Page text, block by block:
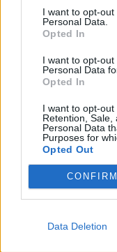
I want to opt-
Personal Data.
Opted In
I want to opt-
Personal Data
Opted In
I want to opt-out
Retention, Sale,
Personal Data
Purposes for
Opted Out
CONFIRM
Data Deletion